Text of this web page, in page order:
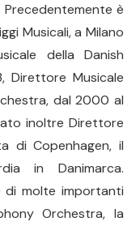
è
Musicali, a Milano
della Danish
Direttore Musicale
dal 2000 al
inoltre Direttore
di Copenhagen, il
in Danimarca.
di molte importanti
Orchestra, la